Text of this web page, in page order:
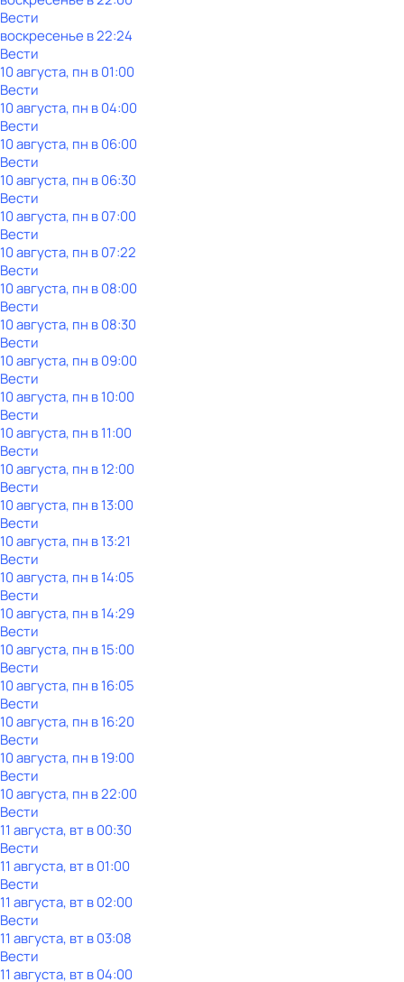
Вести
воскресенье в22:24
Вести
10 августа, пн в 01:00
Вести
10 августа, пн в 04:00
Вести
10 августа, пн в 06:00
Вести
10 августа, пн в 06:30
Вести
10 августа, пн в 07:00
Вести
10 августа, пн в 07:22
Вести
10 августа, пн в 08:00
Вести
10 августа, пн в 08:30
Вести
10 августа, пн в 09:00
Вести
10 августа, пн в 10:00
Вести
10 августа, пн в 11:00
Вести
10 августа, пн в 12:00
Вести
10 августа, пн в 13:00
Вести
10 августа, пн в 13:21
Вести
10 августа, пн в 14:05
Вести
10 августа, пн в 14:29
Вести
10 августа, пн в 15:00
Вести
10 августа, пн в 16:05
Вести
10 августа, пн в 16:20
Вести
10 августа, пн в 19:00
Вести
10 августа, пн в 22:00
Вести
11 августа, вт в 00:30
Вести
11 августа, вт в 01:00
Вести
11 августа, вт в 02:00
Вести
11 августа, вт в 03:08
Вести
11 августа, вт в 04:00